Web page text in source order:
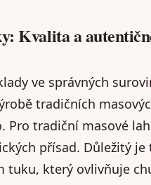
Kvalita a
ve správných
tradičních
Pro tradiční masové
přísad. Důležitý je
tuku, který ovlivňuje